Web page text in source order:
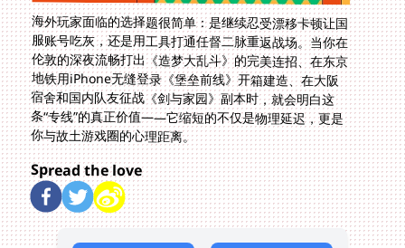
海外玩家面临的选择题很简单：是继续忍受漂移卡顿让国
服账号吃灰，还是用工具打通任督二脉重返战场。当你在
伦敦的深夜流畅打出《造梦大乱斗》的完美连招、在东京
地铁用iPhone无缝登录《堡垒前线》开箱建造、在大阪
宿舍和国内队友征战《剑与家园》副本时，就会明白这
条“专线”的真正价值——它缩短的不仅是物理延迟，更是
你与故土游戏圈的心理距离。
Spread the love